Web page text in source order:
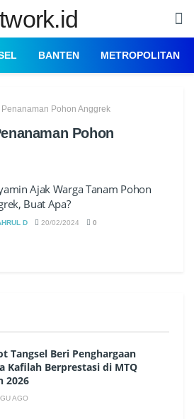
BANTEN METROPOLITAN
Pohon Anggrek
Pohon
Ajak Warga Tanam Pohon
Buat Apa?
D 20/02/2024 0
Tangsel Beri Penghargaan
Kafilah Berprestasi di MTQ
2026
AGO